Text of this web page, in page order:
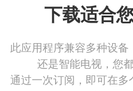
下载适合
此应用程序兼容多种设
还是智能电视，您
通过一次订阅，即可在